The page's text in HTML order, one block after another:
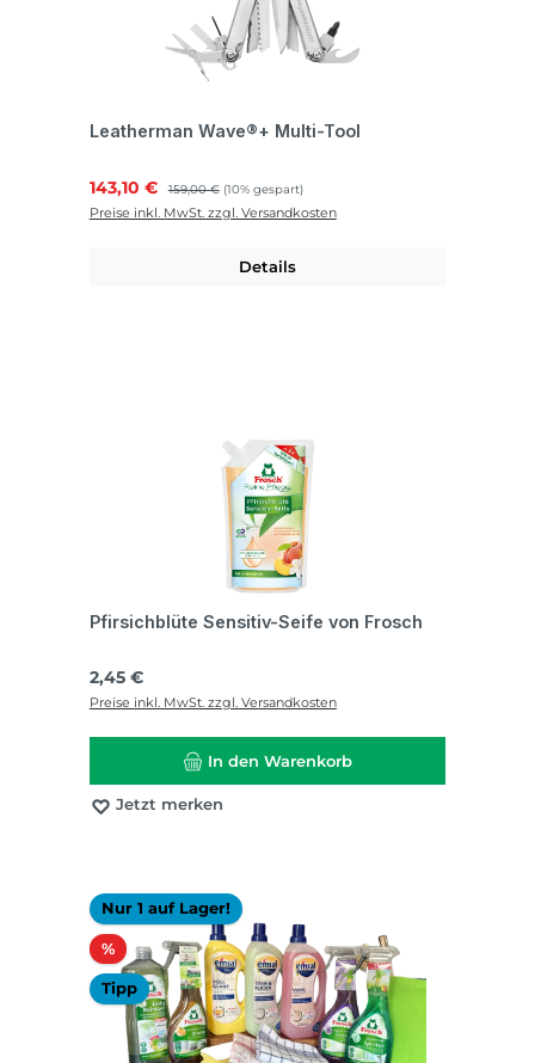
Leatherman Wave®+ Multi-Tool
Verkaufspreis:
143,10 € Regulärer Preis:
159,00 € (10% gespart)
Preise inkl. MwSt. zzgl. Versandkosten
Details
Pfirsichblüte Sensitiv-Seife von Frosch
Regulärer Preis:
2,45 €
Preise inkl. MwSt. zzgl. Versandkosten
In den Warenkorb
Jetzt merken
Nur 1 auf Lager!
%Rabatt
Tipp